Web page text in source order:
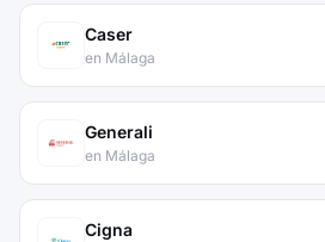
Caser
en Málaga
Generali
en Málaga
Cigna